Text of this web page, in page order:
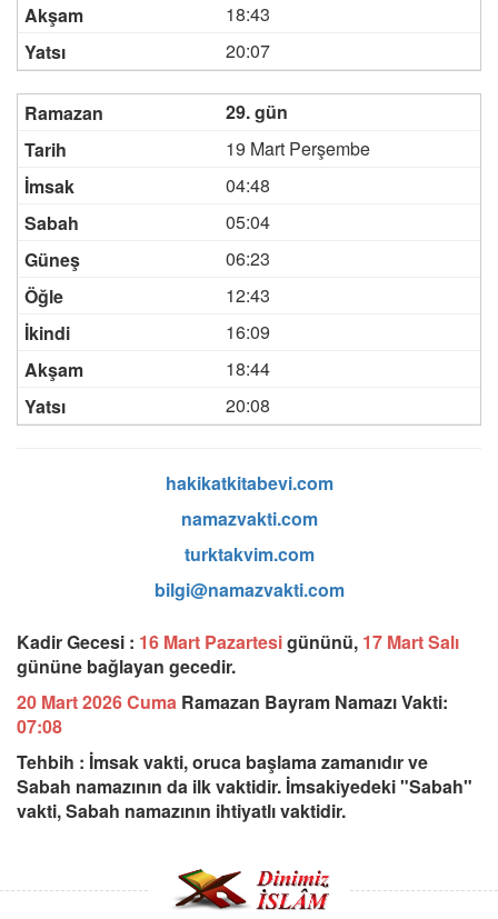
18:43
20:07
29. gün
19 Mart Perşembe
04:48
05:04
06:23
12:43
16:09
18:44
20:08
hakikatkitabevi.com
namazvakti.com
turktakvim.com
bilgi@namazvakti.com
Kadir Gecesi : 16 Mart Pazartesigününü, 17 Mart Salı
gününe bağlayan gecedir.
20 Mart 2026 Cuma Ramazan Bayram Namazı Vakti:
07:08
Tehbih : İmsak vakti, oruca başlama zamanıdır ve
Sabah namazının da ilk vaktidir. İmsakiyedeki "Sabah"
vakti, Sabah namazının ihtiyatlı vaktidir.